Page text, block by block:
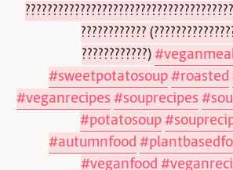
????????????
????????????)
#sweetpotatosoup#roasted
#veganrecipes#souprecipes
#potatosoup
#autumnfood
#veganfood